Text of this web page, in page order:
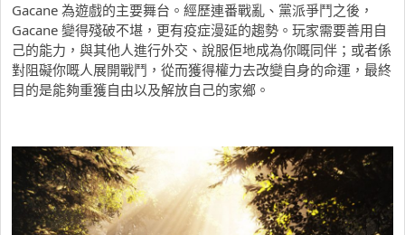
Gacane 為遊戲的主要舞台。經歷連番戰亂、黨派爭鬥之後，
Gacane 變得殘破不堪，更有疫症漫延的趨勢。玩家需要善用自
己的能力，與其他人進行外交、說服佢地成為你嘅同伴；或者係
對阻礙你嘅人展開戰鬥，從而獲得權力去改變自身的命運，最終
目的是能夠重獲自由以及解放自己的家鄉。